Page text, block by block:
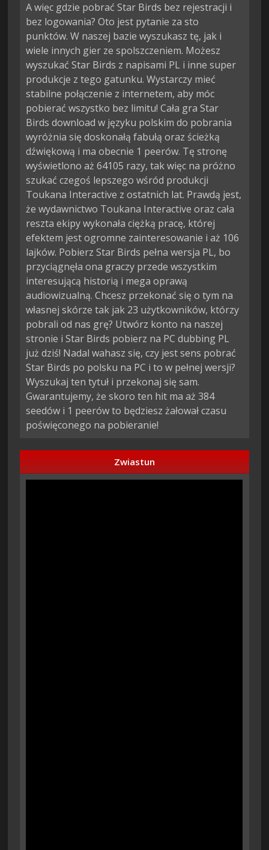
A więc gdzie pobrać Star Birds bez rejestracji i
bez logowania? Oto jest pytanie za sto
punktów. W naszej bazie wyszukasz tę, jak i
wiele innych gier ze spolszczeniem. Możesz
wyszukać Star Birds z napisami PL i inne super
produkcje z tego gatunku. Wystarczy mieć
stabilne połączenie z internetem, aby móc
pobierać wszystko bez limitu! Cała gra Star
Birds download w języku polskim do pobrania
wyróżnia się doskonałą fabułą oraz ścieżką
dźwiękową i ma obecnie 1 peerów. Tę stronę
wyświetlono aż 64105 razy, tak więc na próżno
szukać czegoś lepszego wśród produkcji
Toukana Interactive z ostatnich lat. Prawdą jest,
że wydawnictwo Toukana Interactive oraz cała
reszta ekipy wykonała ciężką pracę, której
efektem jest ogromne zainteresowanie i aż 106
lajków. Pobierz Star Birds pełna wersja PL, bo
przyciągnęła ona graczy przede wszystkim
interesującą historią i mega oprawą
audiowizualną. Chcesz przekonać się o tym na
własnej skórze tak jak 23 użytkowników, którzy
pobrali od nas grę? Utwórz konto na naszej
stronie i Star Birds pobierz na PC dubbing PL
już dziś! Nadal wahasz się, czy jest sens pobrać
Star Birds po polsku na PC i to w pełnej wersji?
Wyszukaj ten tytuł i przekonaj się sam.
Gwarantujemy, że skoro ten hit ma aż 384
seedów i 1 peerów to będziesz żałował czasu
poświęconego na pobieranie!
Zwiastun